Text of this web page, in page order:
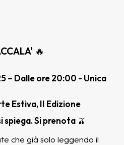
🔥
– Dalle ore 20:00 - Unica
Estiva, II Edizione
spiega. Si prenota 🫒
che già solo leggendo il